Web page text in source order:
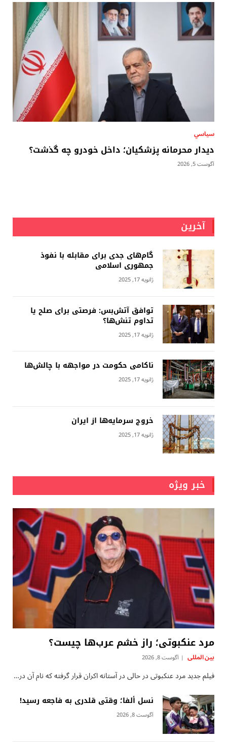
سياسي
دیدار محرمانه پزشکیان؛ داخل خودرو چه گذشت؟
آگوست 5, 2026
آخرین
گام‌های جدی برای مقابله با نفوذ
جمهوری اسلامى
ژانویه 17, 2025
توافق آتش‌بس: فرصتی برای صلح یا
تداوم تنش‌ها؟
ژانویه 17, 2025
ناکامی حکومت در مواجهه با چالش‌ها
ژانویه 17, 2025
خروج سرمایه‌ها از ایران
ژانویه 17, 2025
خبر ویژه
مرد عنکبوتی؛ راز خشم عرب‌ها چیست؟
بين المللى آگوست 8, 2026
فیلم جدید مرد عنکبوتی در حالی در آستانه اکران قرار گرفته که نام آن در…
نسل ألفا؛ وقتی قلدری به فاجعه رسید!
آگوست 8, 2026